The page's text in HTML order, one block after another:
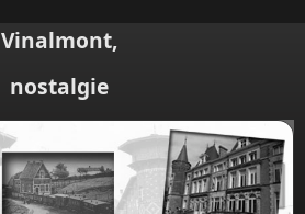
Vinalmont,
nostalgie